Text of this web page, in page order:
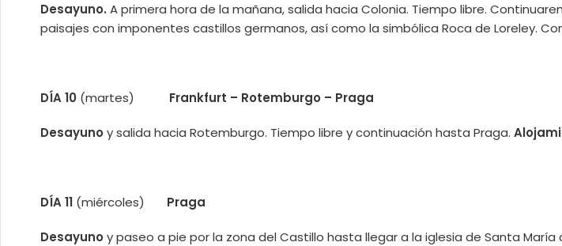
Desayuno. A primera hora de la mañana, salida hacia Colonia. Tiempo libre.
paisajes con imponentes castillos germanos, así como la simbólica Roca de Loreley.
DÍA 10 (martes) Frankfurt – Rotemburgo – Praga
Desayuno y salida hacia Rotemburgo. Tiempo libre y continuación hasta Praga.
DÍA 11 (miércoles) Praga
Desayuno y paseo a pie por la zona del Castillo hasta llegar a la iglesia de Santa